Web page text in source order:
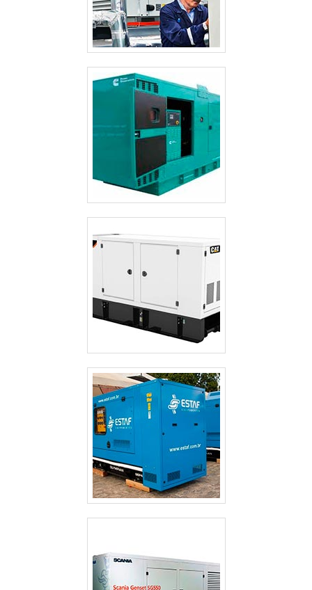
GRUPOS GERADORES, onde seus sócios e colaboradores
possuem vivência sólida e comprovada no segmento de
geração de energia.qualidade em Gerador 150 kva preço
justoA empresa é distribuidora da MWM Geradores, que
é uma fabricante brasileira de Grupos Geradores, com
planta em Santo Amaro. Através de parceiros, realizamos
em todo nordeste do Brasil, serviços de manutenção,
instalação, entrega técnica/start up, assim como
comercializamos peças diversas para geradores e
motores diesel.Também fabricamos acessórios para
Grupos Geradores, como: Kit atenuadores de Ruído;
Portas acústicas de 65, 75 e 85 dB(A); Silenciosos
Industrial/Hospitalar e QTA (Quadro de Transferência
Automática). Solicite já um orçamento!.